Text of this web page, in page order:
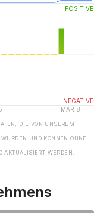
DIE VON UNSEREM
UND KÖNNEN OHNE
AKTUALISIERT WERDEN.